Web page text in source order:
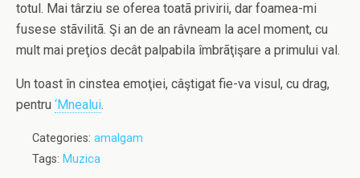
totul. Mai târziu se oferea toatã privirii, dar foamea-mi
fusese stãvilitã. Şi an de an râvneam la acel moment, cu
mult mai preţios decât palpabila îmbrãţişare a primului val.
Un toast în cinstea emoţiei, câştigat fie-va visul, cu drag,
pentru ‘Mnealui.
Categories: amalgam
Tags: Muzica